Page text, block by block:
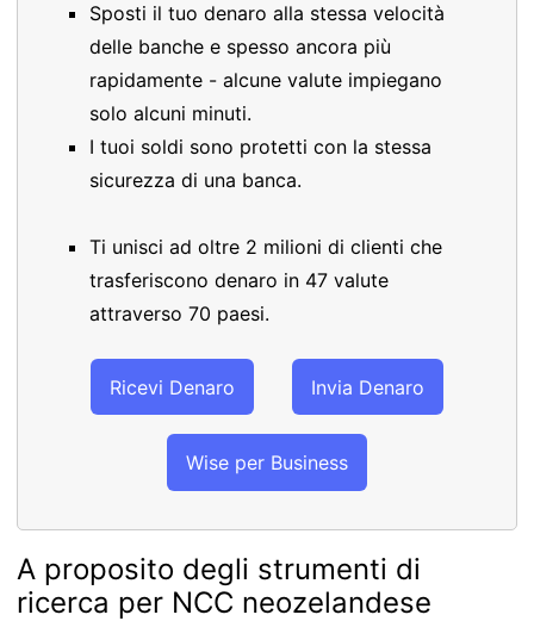
Sposti il tuo denaro alla stessa velocità
delle banche e spesso ancora più
rapidamente - alcune valute impiegano
solo alcuni minuti.
I tuoi soldi sono protetti con la stessa
sicurezza di una banca.
Ti unisci ad oltre 2 milioni di clienti che
trasferiscono denaro in 47 valute
attraverso 70 paesi.
Ricevi Denaro Invia Denaro
Wise per Business
A proposito degli strumenti di
ricerca per NCC neozelandese